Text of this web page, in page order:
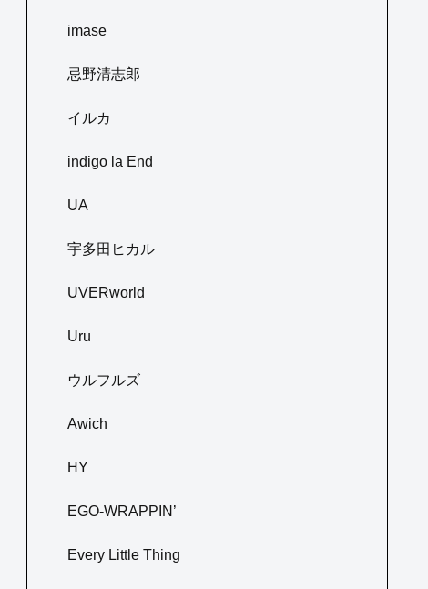
imase
忌野清志郎
イルカ
indigo la End
UA
宇多田ヒカル
UVERworld
Uru
ウルフルズ
Awich
HY
EGO-WRAPPIN’
Every Little Thing